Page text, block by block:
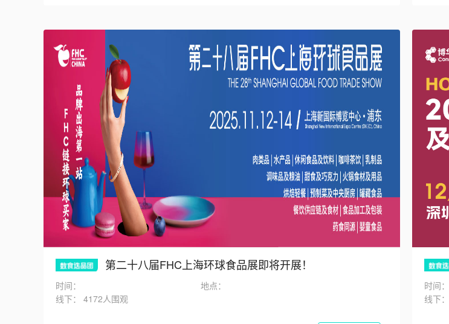
第二十八届FHC上海环球食品展即将开展！
时间：
地点：
线下：
4172人围观
时间：
线下：